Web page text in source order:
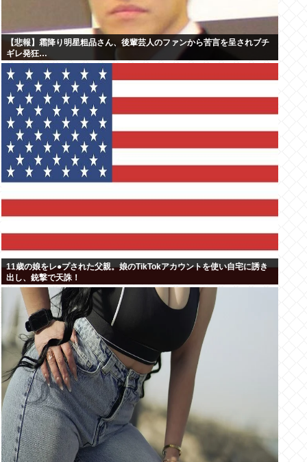
【悲報】霜降り明星粗品さん、後輩芸人のファンから苦言を呈されブチ
ギレ発狂…
11歳の娘をレ●プされた父親。娘のTikTokアカウントを使い自宅に誘き
出し、銃撃で天誅！